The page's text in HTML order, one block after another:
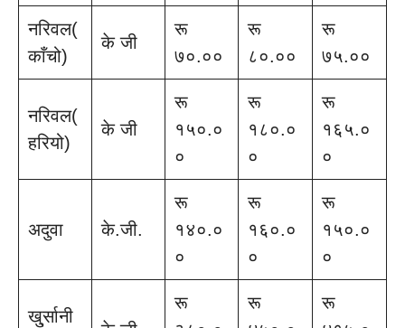
नरिवल(
काँचो)
के जी
रू
७०.००
रू
८०.००
रू
७५.००
नरिवल(
हरियो)
के जी
रू
१५०.०
०
रू
१८०.०
०
रू
१६५.०
०
अदुवा के.जी.
रू
१४०.०
०
रू
१६०.०
०
रू
१५०.०
०
खु्र्सानी
रू
रू
रू